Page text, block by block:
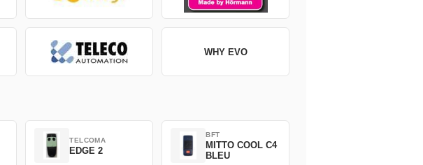
WHY EVO
TELCOMA
EDGE 2
BFT
MITTO COOL C4
BLEU